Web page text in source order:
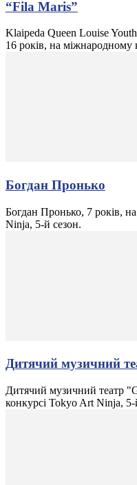
“Fila Maris”
Klaipeda Queen Louise
16 років, на міжнародному
Богдан Пронько
Богдан Пронько, 7 років,
Ninja, 5-й сезон.
Дитячий музичний
Дитячий музичний театр
конкурсі Tokyo Art Ninja, 5-